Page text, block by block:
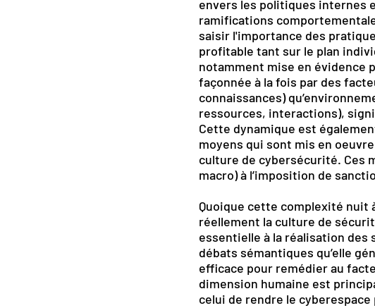
envers les politiques internes
ramifications
saisir l'importance des
profitable tant sur le plan
notamment mise en évidence
façonnée à la fois par des
connaissances)
ressources, interactions),
Cette dynamique est
moyens qui sont mis en
culture de cybersécurité. Ces
macro) à l’imposition de
Quoique cette complexité nuit
réellement la culture de
essentielle à la réalisation
débats sémantiques qu’elle
efficace pour remédier au
dimension humaine est
celui de rendre le